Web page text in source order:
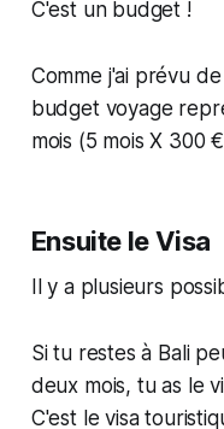
C'est un budget !
Comme j'ai prévu
budget voyage
mois (5 mois X 300
Ensuite le Visa
Il y a plusieurs
Si tu restes à Bali
deux mois, tu as le
C'est le visa